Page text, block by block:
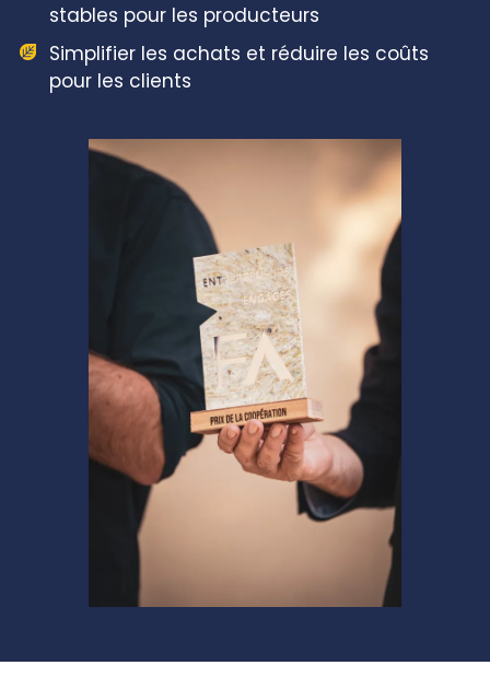
stables pour les producteurs
Simplifier les achats et réduire les coûts
pour les clients